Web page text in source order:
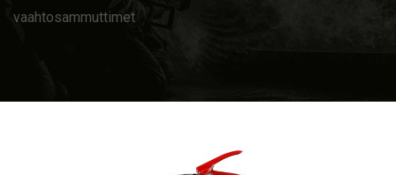
vaahtosammuttimet